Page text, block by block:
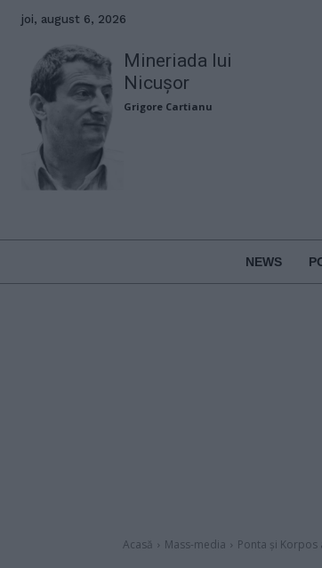
joi, august 6, 2026
Mineriada lui
Nicușor
Grigore Cartianu
NEWS
Acasă Mass-media Ponta și Korpos